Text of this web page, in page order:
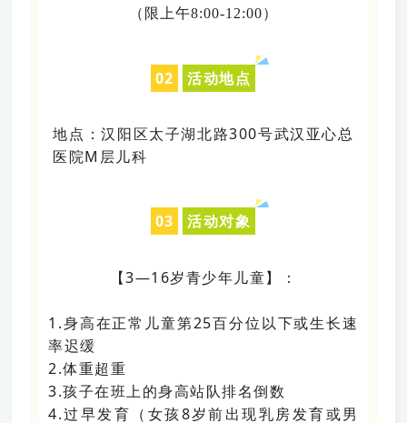
（限上午8:00-12:00）
02 活动地点
地点：汉阳区太子湖北路300号武汉亚心总
医院M层儿科
03 活动对象
【3—16岁青少年儿童】：
1.身高在正常儿童第25百分位以下或生长速
率迟缓
2.体重超重
3.孩子在班上的身高站队排名倒数
4.过早发育（女孩8岁前出现乳房发育或男